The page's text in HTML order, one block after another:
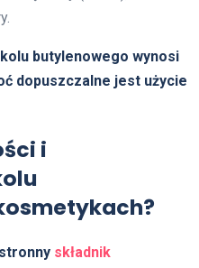
butylenowego wynosi
dopuszczalne jest użycie
i
składnik